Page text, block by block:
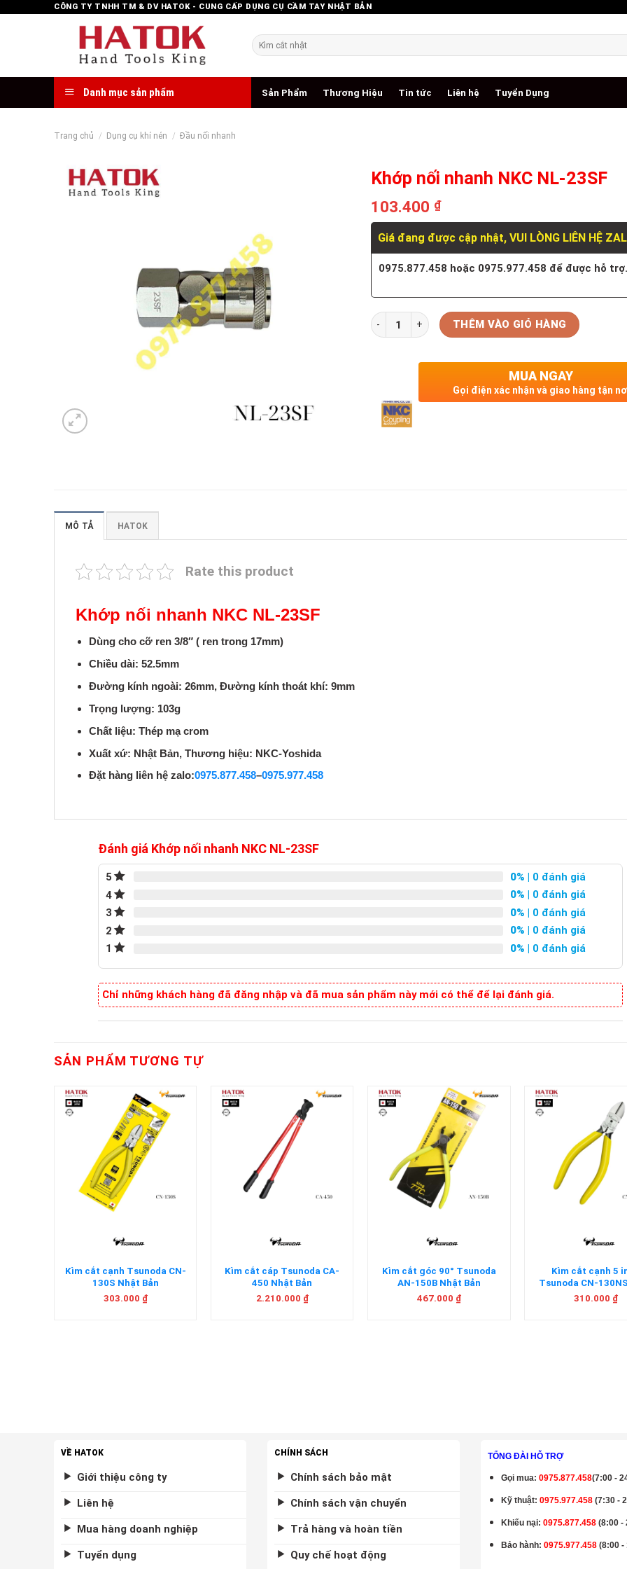
CÔNG TY TNHH TM & DV HATOK - CUNG CẤP DỤNG CỤ CẦM TAY NHẬT BẢN
Tìm
kiếm:
Danh mục sản phẩm Sản Phẩm Thương Hiệu Tin tức Liên hệ Tuyển Dụng
Trang chủ / Dụng cụ khí nén / Đầu nối nhanh
Khớp nối nhanh NKC NL-23SF
103.400 ₫
Giá đang được cập nhật, VUI LÒNG LIÊN HỆ
0975.877.458 hoặc 0975.977.458 để được hỗ
Số lượng THÊM VÀO GIỎ HÀNG
MUA NGAY
Gọi điện xác nhận và giao hàng tận
MÔ TẢ HATOK
Rate this product
Khớp nối nhanh NKC NL-23SF
Dùng cho cỡ ren 3/8″ ( ren trong 17mm)
Chiều dài: 52.5mm
Đường kính ngoài: 26mm, Đường kính thoát khí: 9mm
Trọng lượng: 103g
Chất liệu: Thép mạ crom
Xuất xứ: Nhật Bản, Thương hiệu: NKC-Yoshida
Đặt hàng liên hệ zalo:0975.877.458–0975.977.458
Đánh giá Khớp nối nhanh NKC NL-23SF
5 0% | 0 đánh giá
4
0% | 0 đánh giá
3
0% | 0 đánh giá
2
0% | 0 đánh giá
1
0% | 0 đánh giá
Chỉ những khách hàng đã đăng nhập và đã mua sản phẩm này mới có thể để lại đánh giá.
SẢN PHẨM TƯƠNG TỰ
Kìm cắt cạnh Tsunoda CN-
130S Nhật Bản
303.000 ₫
Kìm cắt cáp Tsunoda CA-
450 Nhật Bản
2.210.000 ₫
Kìm cắt góc 90° Tsunoda
AN-150B Nhật Bản
467.000 ₫
Kìm cắt cạnh 5
Tsunoda CN-
Bản
310.000 ₫
VỀ HATOK
Giới thiệu công ty
Liên hệ
Mua hàng doanh nghiệp
Tuyển dụng
CHÍNH SÁCH
Chính sách bảo mật
Chính sách vận chuyển
Trả hàng và hoàn tiền
Quy chế hoạt động
TỔNG ĐÀI HỖ TRỢ
Gọi mua:0975.877.458(7:00 -
Kỹ thuật:0975.977.458 (7:30 -
Khiếu nại: 0975.877.458 (8:00 -
Bảo hành:0975.977.458 (8:00 -